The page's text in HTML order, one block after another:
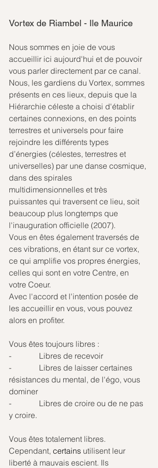
Vortex de Riambel - Ile Maurice
Nous sommes en joie de vous
accueillir ici aujourd'hui et de pouvoir
vous parler directement par ce canal.
Nous, les gardiens du Vortex, sommes
présents en ces lieux, depuis que la
Hiérarchie céleste a choisi d'établir
certaines connexions, en des points
terrestres et universels pour faire
rejoindre les différents types
d’énergies (célestes, terrestres et
universelles) par une danse cosmique,
dans des spirales
multidimensionnelles et très
puissantes qui traversent ce lieu, soit
beaucoup plus longtemps que
l'inauguration officielle (2007).
Vous en êtes également traversés de
ces vibrations, en étant sur ce vortex,
ce qui amplifie vos propres énergies,
celles qui sont en votre Centre, en
votre Coeur.
Avec l'accord et l'intention posée de
les accueillir en vous, vous pouvez
alors en profiter.
Vous êtes toujours libres :
-              Libres de recevoir
-              Libres de laisser certaines
résistances du mental, de l'égo, vous
dominer
-              Libres de croire ou de ne pas
y croire.
Vous êtes totalement libres.
Cependant, certains utilisent leur
liberté à mauvais escient. Ils